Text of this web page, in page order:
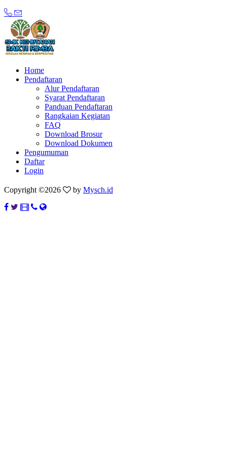
Home
Pendaftaran
Alur Pendaftaran
Syarat Pendaftaran
Panduan Pendaftaran
Rangkaian Kegiatan
FAQ
Download Brosur
Download Dokumen
Pengumuman
Daftar
Login
Copyright ©2026 by Mysch.id